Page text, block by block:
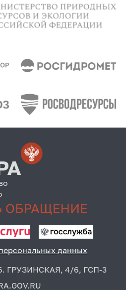
данных
ГРУЗИНСКАЯ, 4/6, ГСП-3